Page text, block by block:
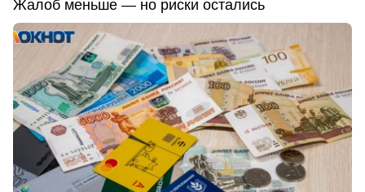
Жалоб меньше — но риски остались